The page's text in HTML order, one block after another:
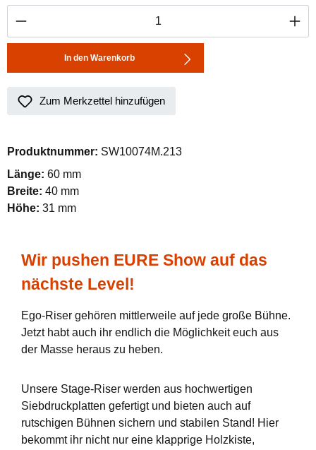
Produkt Anzahl: Gib den gewünschten
In den Warenkorb
Zum Merkzettel hinzufügen
Produktnummer: SW10074M.213
Länge: 60 mm
Breite: 40 mm
Höhe: 31 mm
Wir pushen EURE Show auf das
nächste Level!
Ego-Riser gehören mittlerweile auf jede große Bühne.
Jetzt habt auch ihr endlich die Möglichkeit euch aus
der Masse heraus zu heben.
Unsere Stage-Riser werden aus hochwertigen
Siebdruckplatten gefertigt und bieten auch auf
rutschigen Bühnen sichern und stabilen Stand! Hier
bekommt ihr nicht nur eine klapprige Holzkiste,